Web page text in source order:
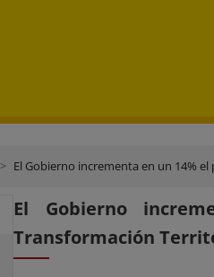
El Gobierno incrementa en un 14%
El Gobierno
Transformación